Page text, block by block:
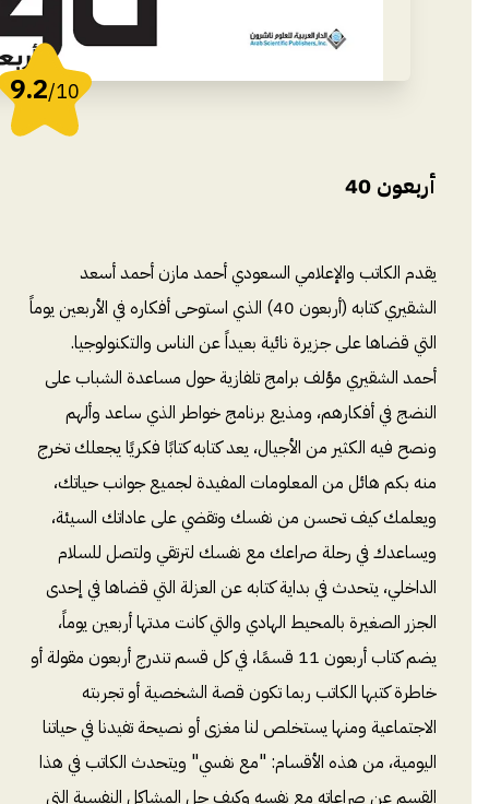
9.2/10
أربعون 40
يقدم الكاتب والإعلامي السعودي أحمد مازن أحمد أسعد
الشقيري كتابه (أربعون 40) الذي استوحى أفكاره في الأربعين يوماً
التي قضاها على جزيرة نائية بعيداً عن الناس والتكنولوجيا.
أحمد الشقيري مؤلف برامج تلفازية حول مساعدة الشباب على
النضج في أفكارهم، ومذيع برنامج خواطر الذي ساعد وألهم
ونصح فيه الكثير من الأجيال، يعد كتابه كتابًا فكريًا يجعلك تخرج
منه بكم هائل من المعلومات المفيدة لجميع جوانب حياتك،
ويعلمك كيف تحسن من نفسك وتقضي على عاداتك السيئة،
ويساعدك في رحلة صراعك مع نفسك لترتقي ولتصل للسلام
الداخلي، يتحدث في بداية كتابه عن العزلة التي قضاها في إحدى
الجزر الصغيرة بالمحيط الهادي والتي كانت مدتها أربعين يوماً،
يضم كتاب أربعون 11 قسمًا، في كل قسم تندرج أربعون مقولة أو
خاطرة كتبها الكاتب ربما تكون قصة الشخصية أو تجربته
الاجتماعية ومنها يستخلص لنا مغزى أو نصيحة تفيدنا في حياتنا
اليومية، من هذه الأقسام: "مع نفسي" ويتحدث الكاتب في هذا
القسم عن صراعاته مع نفسه وكيف حل المشاكل النفسية التي